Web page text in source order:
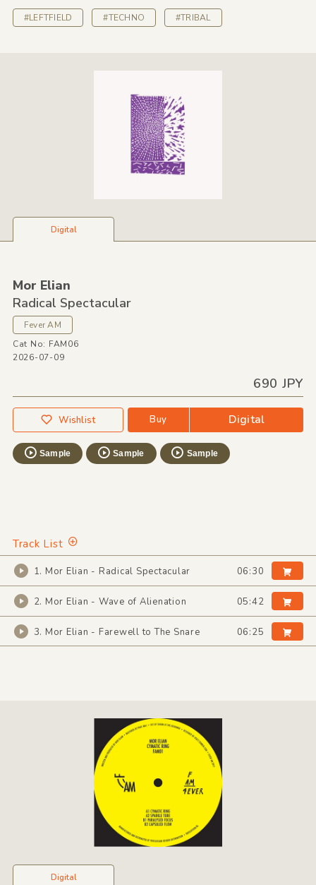
#LEFTFIELD #TECHNO #TRIBAL
Digital
Mor Elian
Radical Spectacular
Fever AM
Cat No: FAM06
2026-07-09
690 JPY
Wishlist Buy Digital
Sample Sample Sample
Track List
1. Mor Elian - Radical Spectacular 06:30
2. Mor Elian - Wave of Alienation 05:42
3. Mor Elian - Farewell to The Snare 06:25
Digital